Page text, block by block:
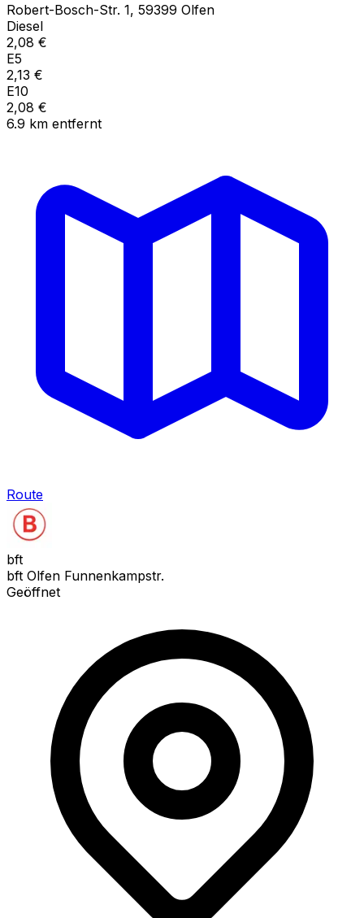
Robert-Bosch-Str. 1, 59399 Olfen
Diesel
2,08 €
E5
2,13 €
E10
2,08 €
6.9 km entfernt
Route
bft
bft Olfen Funnenkampstr.
Geöffnet